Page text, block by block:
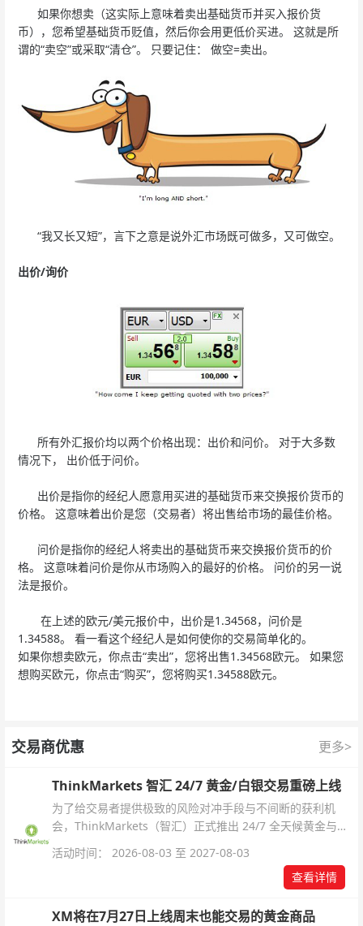
如果你想卖（这实际上意味着卖出基础货币并买入报价货
币），您希望基础货币贬值，然后你会用更低价买进。 这就是所
谓的“卖空”或采取“清仓”。 只要记住： 做空=卖出。
“我又长又短”，言下之意是说外汇市场既可做多，又可做空。
出价/询价
所有外汇报价均以两个价格出现：出价和问价。 对于大多数
情况下， 出价低于问价。
出价是指你的经纪人愿意用买进的基础货币来交换报价货币的
价格。 这意味着出价是您（交易者）将出售给市场的最佳价格。
问价是指你的经纪人将卖出的基础货币来交换报价货币的价
格。 这意味着问价是你从市场购入的最好的价格。 问价的另一说
法是报价。
在上述的欧元/美元报价中，出价是1.34568，问价是
1.34588。 看一看这个经纪人是如何使你的交易简单化的。
如果你想卖欧元，你点击“卖出”，您将出售1.34568欧元。 如果您
想购买欧元，你点击“购买”，您将购买1.34588欧元。
交易商优惠 更多>
ThinkMarkets 智汇 24/7 黄金/白银交易重磅上线
为了给交易者提供极致的风险对冲手段与不间断的获利机
会，ThinkMarkets（智汇）正式推出 24/7 全天候黄金与白
银交易！本文将为您详细拆解本次升级的核心交易品种、杠
杆配置、支持软件及交易细则。
活动时间： 2026-08-03 至 2027-08-03
查看详情
XM将在7月27日上线周末也能交易的黄金商品